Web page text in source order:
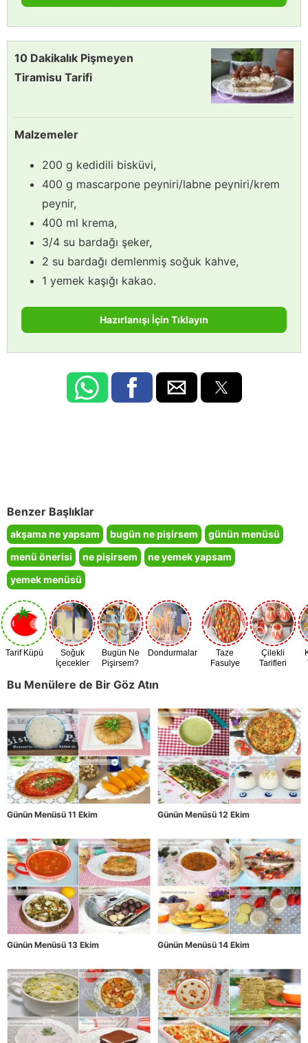
10 Dakikalık Pişmeyen
Tiramisu Tarifi
Malzemeler
200 g kedidili bisküvi,
400 g mascarpone peyniri/labne peyniri/krem
peynir,
400 ml krema,
3/4 su bardağı şeker,
2 su bardağı demlenmiş soğuk kahve,
1 yemek kaşığı kakao.
Hazırlanışı İçin Tıklayın
Benzer Başlıklar
akşama ne yapsam bugün ne pişirsem
günün menüsü
menü önerisi
ne pişirsem
ne yemek yapsam
yemek menüsü
Tarif Küpü
Soğuk
İçecekler
Bugün Ne
Pişirsem?
Dondurmalar
Taze
Fasulye
Çilekli
Tarifleri
Bu Menülere de Bir Göz Atın
Günün Menüsü 11 Ekim Günün Menüsü 12 Ekim
Günün Menüsü 13 Ekim Günün Menüsü 14 Ekim